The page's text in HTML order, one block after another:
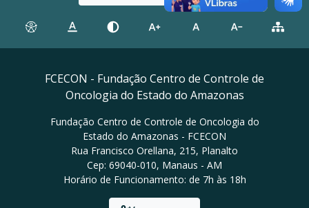
FCECON - Fundação Centro de Controle de
Oncologia do Estado do Amazonas
Fundação Centro de Controle de Oncologia do
Estado do Amazonas - FCECON
Rua Francisco Orellana, 215, Planalto
Cep: 69040-010, Manaus - AM
Horário de Funcionamento: de 7h às 18h